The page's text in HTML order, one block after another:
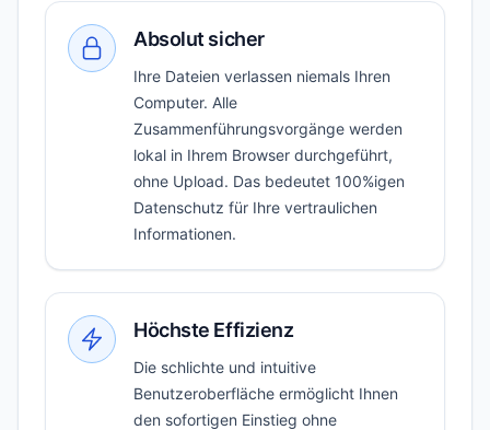
Absolut sicher
Ihre Dateien verlassen niemals Ihren
Computer. Alle
Zusammenführungsvorgänge werden
lokal in Ihrem Browser durchgeführt,
ohne Upload. Das bedeutet 100%igen
Datenschutz für Ihre vertraulichen
Informationen.
Höchste Effizienz
Die schlichte und intuitive
Benutzeroberfläche ermöglicht Ihnen
den sofortigen Einstieg ohne